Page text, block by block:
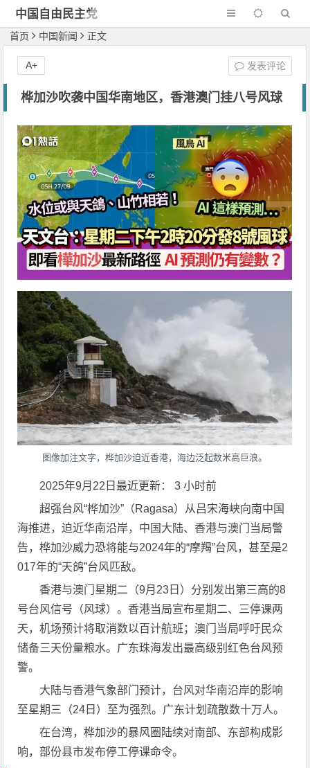
中国自由民主党
首页 中国新闻 正文
桦加沙吹袭中国华南地区，香港澳门挂八号风球
图像加注文字，桦加沙迫近香港，海边泛起数米高巨浪。
2025年9月22日最近更新： 3 小时前
超强台风“桦加沙”（Ragasa）从吕宋海峡向南中国
海推进，迫近华南沿岸，中国大陆、香港与澳门当局警
告，桦加沙威力恐将能与2024年的“摩羯”台风，甚至是2
017年的“天鸽”台风匹敌。
香港与澳门星期二（9月23日）分别发出第三高的8
号台风信号（风球）。香港当局宣布星期二、三停课两
天，机场预计将取消数以百计航班；澳门当局呼吁民众
储备三天份量粮水。广东珠海发出最高级别红色台风预
警。
大陆与香港气象部门预计，台风对华南沿岸的影响
至星期三（24日）至为强烈。广东计划疏散数十万人。
在台湾，桦加沙的暴风圈陆续对南部、东部构成影
响，部份县市发布停工停课命令。
发表评论
A+